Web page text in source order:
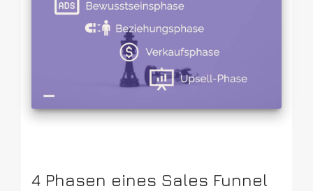
4 Phasen eines Sales Funnel